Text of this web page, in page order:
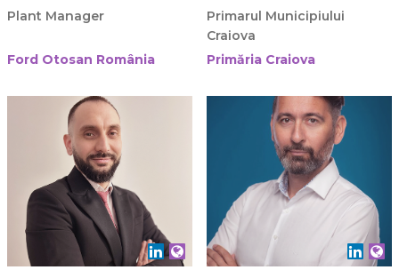
Plant Manager
Ford Otosan România
Primarul Municipiului
Craiova
Primăria Craiova